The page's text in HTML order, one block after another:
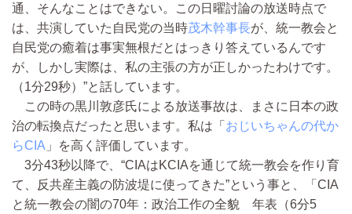
通、そんなことはできない。この日曜討論の放送時点で
は、共演していた自民党の当時茂木幹事長が、統一教会と
自民党の癒着は事実無根だとはっきり答えているんです
が、しかし実際は、私の主張の方が正しかったわけです。
（1分29秒）”と話しています。
この時の黒川敦彦氏による放送事故は、まさに日本の政
治の転換点だったと思います。私は「 おじいちゃんの代か
らCIA 」を高く評価しています。
3分43秒以降で、“CIAはKCIAを通じて統一教会を作り育
て、反共産主義の防波堤に使ってきた”という事と、「CIA
と統一教会の闇の70年：政治工作の全貌 年表（6分5